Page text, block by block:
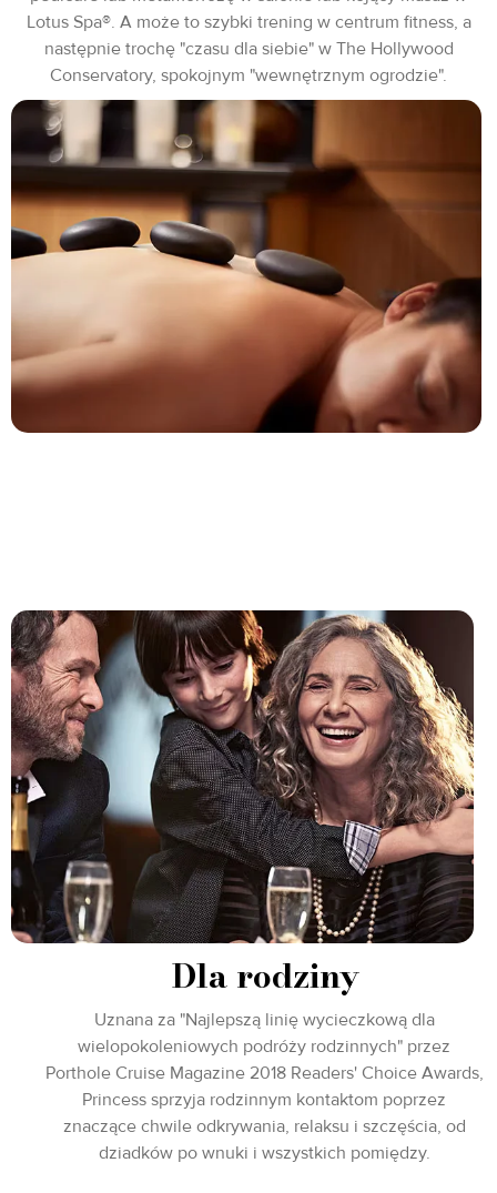
Lotus Spa®. A może to szybki trening w centrum fitness, a
następnie trochę "czasu dla siebie" w The Hollywood
Conservatory, spokojnym "wewnętrznym ogrodzie".
Dla rodziny
Uznana za "Najlepszą linię wycieczkową dla
wielopokoleniowych podróży rodzinnych" przez
Porthole Cruise Magazine 2018 Readers' Choice Awards,
Princess sprzyja rodzinnym kontaktom poprzez
znaczące chwile odkrywania, relaksu i szczęścia, od
dziadków po wnuki i wszystkich pomiędzy.